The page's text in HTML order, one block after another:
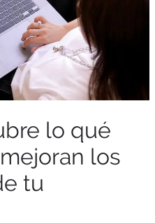
lo qué
los
tu